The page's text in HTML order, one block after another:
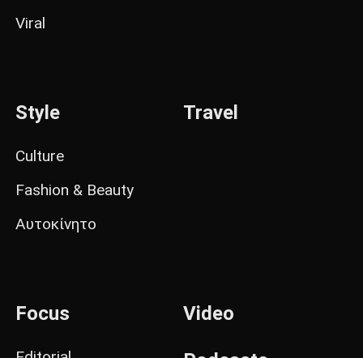
Viral
Style
Culture
Fashion & Beauty
Αυτοκίνητο
Travel
Focus Video